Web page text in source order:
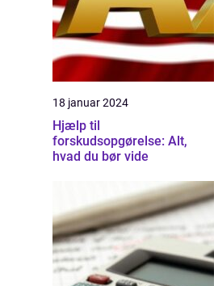
18 januar 2024
Hjælp til
forskudsopgørelse: Alt,
hvad du bør vide